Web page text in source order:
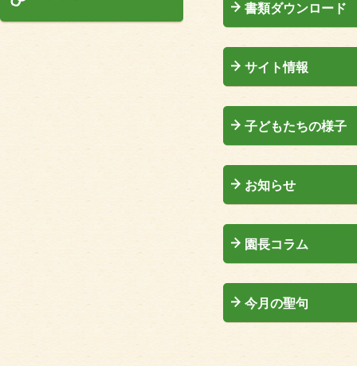
書類ダウンロード
サイト情報
子どもたちの様子
お知らせ
園長コラム
今月の聖句